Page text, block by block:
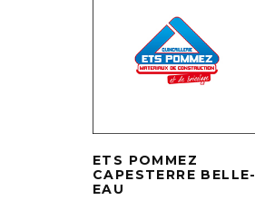
ETS POMMEZ
CAPESTERRE BELLE-
EAU